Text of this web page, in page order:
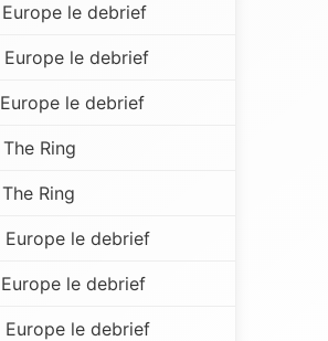
Europe le debrief
Europe le debrief
Europe le debrief
The Ring
The Ring
Europe le debrief
Europe le debrief
Europe le debrief